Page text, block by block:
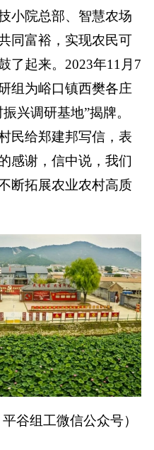
小院总部、智慧农场
同富裕，实现农民可
了起来。2023年11月7
组为峪口镇西樊各庄
兴调研基地”揭牌。
民给郑建邦写信，表
感谢，信中说，我们
断拓展农业农村高质
谷组工微信公众号）